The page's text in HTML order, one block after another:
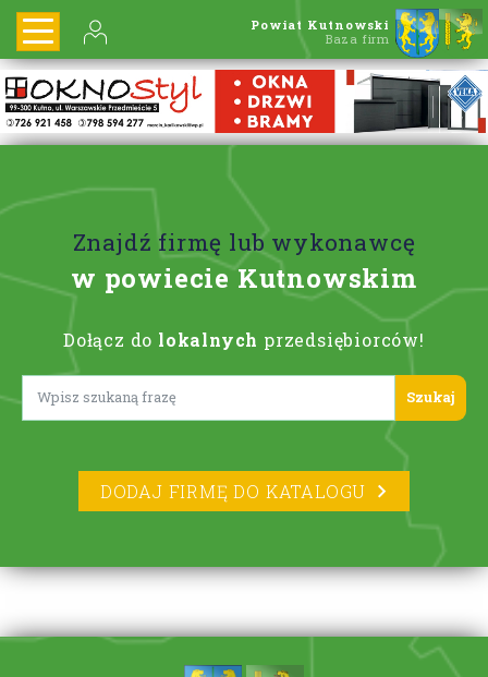
Powiat Kutnowski
Baza firm
Znajdź firmę lub wykonawcę
w powiecie Kutnowskim
Dołącz do lokalnych przedsiębiorców!
Lorem ipsum
DODAJ FIRMĘ DO KATALOGU